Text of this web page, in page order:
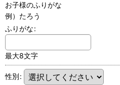
お子様のふりがな
例）たろう
ふりがな:
最大8文字
性別: